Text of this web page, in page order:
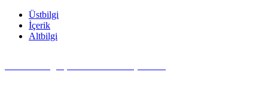
Üstbilgi
İçerik
Altbilgi